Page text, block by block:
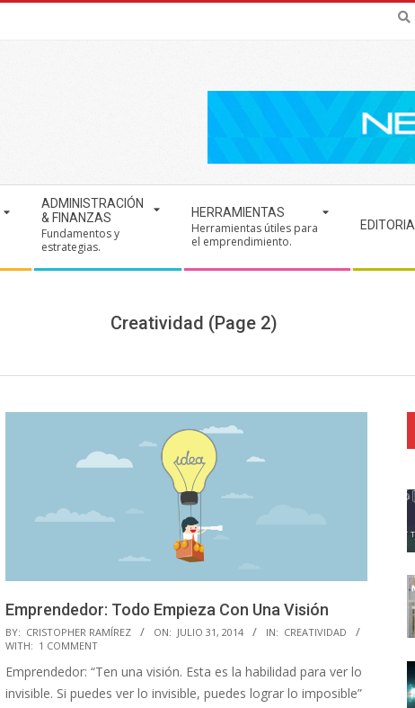
ADMINISTRACIÓN
& FINANZAS
Fundamentos y
estrategias.
HERRAMIENTAS
Herramientas útiles para
el emprendimiento.
EDITORIAL
Creatividad (Page 2)
Emprendedor: Todo Empieza Con Una Visión
2014-
07-
31
BY: CRISTOPHER RAMÍREZ ON: JULIO 31, 2014 IN: CREATIVIDAD
WITH: 1 COMMENT
Emprendedor: “Ten una visión. Esta es la habilidad para ver lo
invisible. Si puedes ver lo invisible, puedes lograr lo imposible”